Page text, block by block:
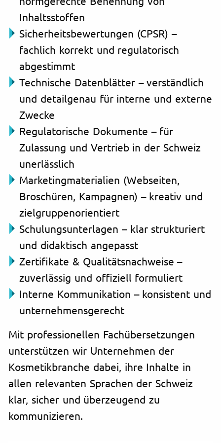
Inhaltsstoffen
Sicherheitsbewertungen (CPSR) –
fachlich korrekt und regulatorisch
abgestimmt
Technische Datenblätter – verständlich
und detailgenau für interne und externe
Zwecke
Regulatorische Dokumente – für
Zulassung und Vertrieb in der Schweiz
unerlässlich
Marketingmaterialien (Webseiten,
Broschüren, Kampagnen) – kreativ und
zielgruppenorientiert
Schulungsunterlagen – klar strukturiert
und didaktisch angepasst
Zertifikate & Qualitätsnachweise –
zuverlässig und offiziell formuliert
Interne Kommunikation – konsistent und
unternehmensgerecht
Mit professionellen Fachübersetzungen
unterstützen wir Unternehmen der
Kosmetikbranche dabei, ihre Inhalte in
allen relevanten Sprachen der Schweiz
klar, sicher und überzeugend zu
kommunizieren.